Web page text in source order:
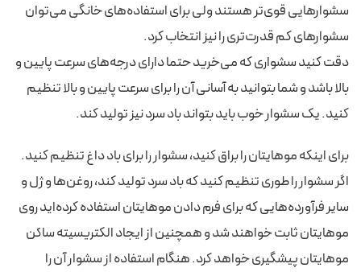
سشوارهایی قوی‌تر هستند ولی برای استفاده‌های خانگی می‌توان
سشوارهای کم قدرت‌تری را نیز انتخاب کرد.
دقت کنید سشواری که می‌خرید حتما دارای درجه‌های سرعت پایین و
بالا باشد و شما بتوانید به آسانی آن را برای سرعت پایین و بالا تنظیم
کنید. یک سشوار خوب باید بتواند باد سرد نیز تولید کند.
برای اینکه موهایتان را براق کنید، سشوار را برای باد داغ تنظیم کنید.
اگر سشوار را طوری تنظیم کنید که باد سرد تولید کند، روغن‌ها و ژل و
سایر فرآورده‌هایی که برای فرم دادن موهایتان استفاده کرده‌اید روی
موهایتان ثابت خواهند شد و همچنین از ایجاد الکتریسیته ساکن
موهایتان پیشگیری خواهد کرد. هنگام استفاده از سشوار آن را